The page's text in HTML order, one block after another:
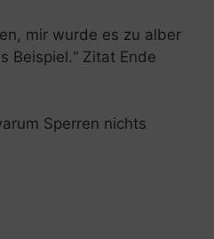
mir wurde es zu alber
Beispiel.“ Zitat Ende
Sperren nichts